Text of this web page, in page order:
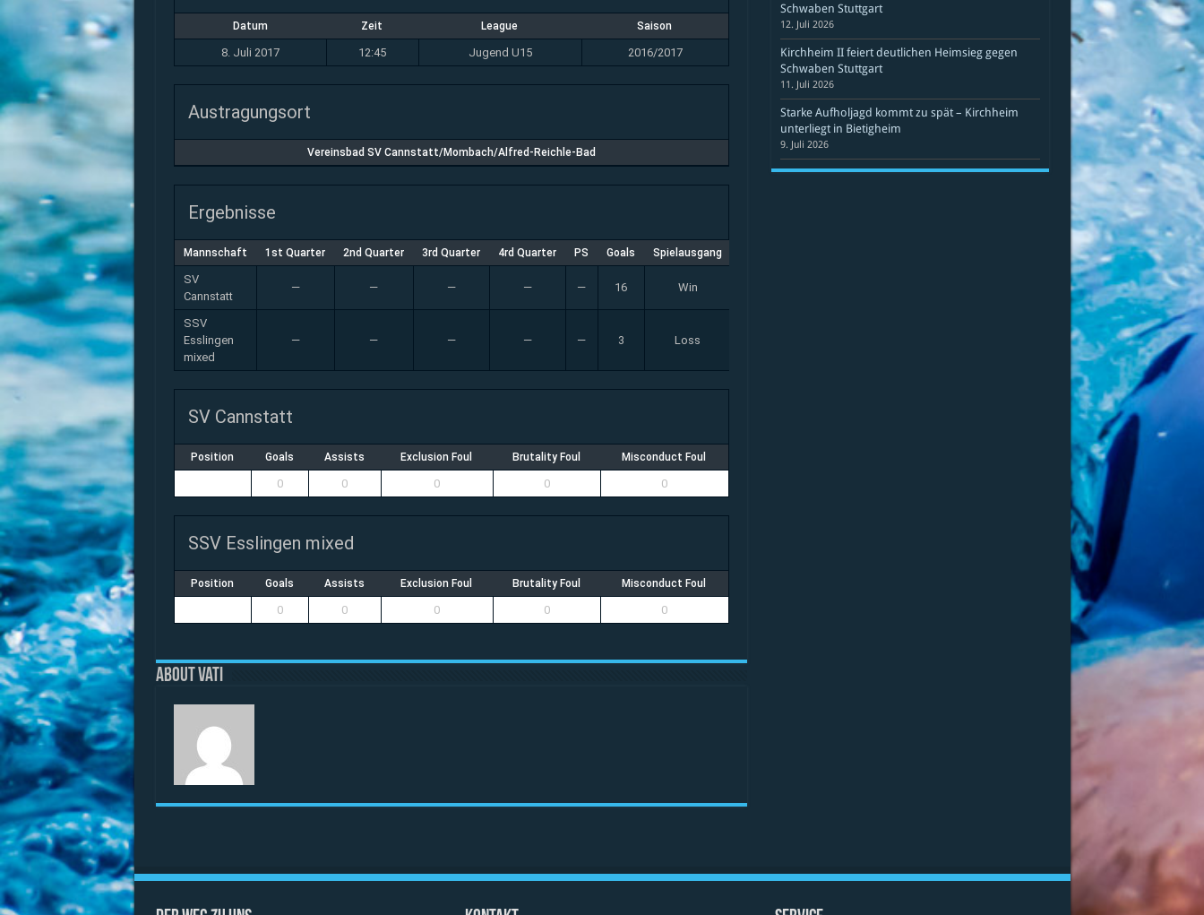
Datum Zeit League Saison
8. Juli 2017 12:45 Jugend U15 2016/2017
Austragungsort
Vereinsbad SV Cannstatt/Mombach/Alfred-Reichle-Bad
Ergebnisse
Mannschaft 1st Quarter 2nd Quarter 3rd Quarter 4rd Quarter PS Goals Spielausgang
SV
Cannstatt
— — — — — 16 Win
SSV
Esslingen
mixed
— — — — — 3 Loss
SV Cannstatt
Position Goals Assists Exclusion Foul Brutality Foul Misconduct Foul
0 0 0 0 0
SSV Esslingen mixed
Position Goals Assists Exclusion Foul Brutality Foul Misconduct Foul
0 0 0 0 0
About vati
Schwaben Stuttgart
12. Juli 2026
Kirchheim II feiert deutlichen Heimsieg gegen
Schwaben Stuttgart
11. Juli 2026
Starke Aufholjagd kommt zu spät – Kirchheim
unterliegt in Bietigheim
9. Juli 2026